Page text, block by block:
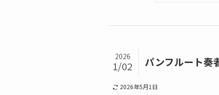
パンフルート奏
2026
1/02
2026年5月1日